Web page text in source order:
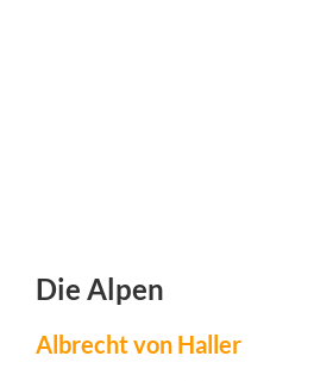
Die Alpen
Albrecht von Haller